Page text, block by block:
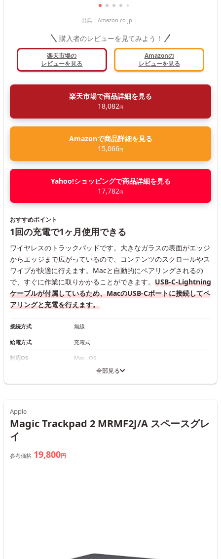
出典： Amazon.co.jp
購入者のレビューを見てみよう！
楽天市場の
レビューを見る
Amazonの
レビューを見る
楽天市場で商品詳細を見る
18,082円
Amazonで商品詳細を見る
15,066円
Yahoo!ショッピングで商品詳細を見る
17,782円
おすすめポイント
1回の充電で1ヶ月使用できる
ワイヤレスのトラックパッドです。大きなガラスの表面がエッジ
からエッジまで広がっているので、コンテンツのスクロールやス
ワイプが快適に行えます。Macと自動的にペアリングされるの
で、すぐに作業に取りかかることができます。 USB-C-Lightning
ケーブルが付属しているため、MacのUSB-Cポートに接続してペ
アリングと充電を行えます。
接続方式 無線
給電方式 充電式
対応OS Mac, iOS
全部見る
Apple
Magic Trackpad 2 MRMF2J/A スペースグレ
イ
参考価格 19,800円